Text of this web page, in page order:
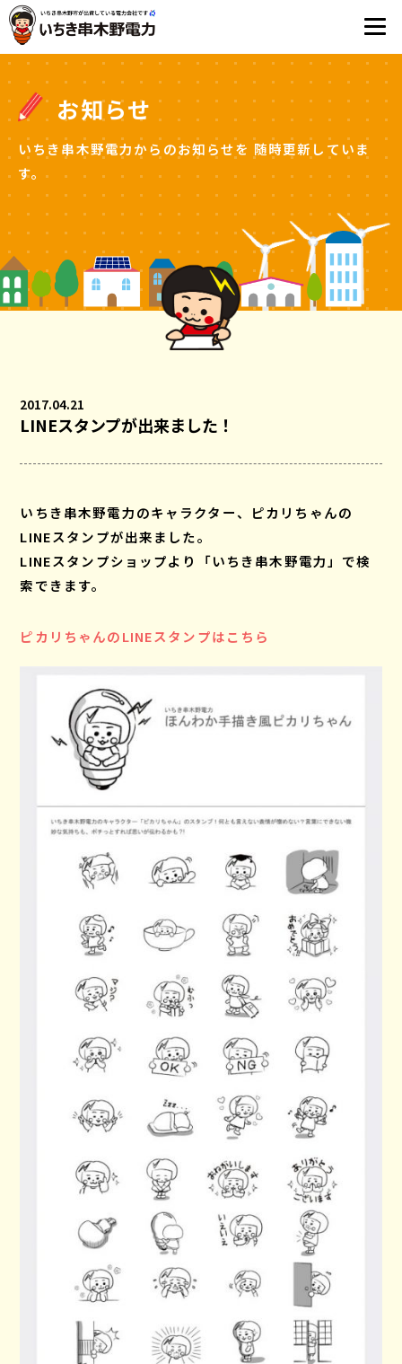
お知らせ
いちき串木野電力からのお知らせを 随時更新していま
す。
2017.04.21
LINEスタンプが出来ました！
いちき串木野電力のキャラクター、ピカリちゃんの
LINEスタンプが出来ました。
LINEスタンプショップより「いちき串木野電力」で検
索できます。
ピカリちゃんのLINEスタンプはこちら